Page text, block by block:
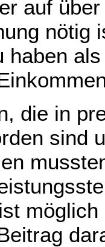
auf
nötig
haben
die in
sind